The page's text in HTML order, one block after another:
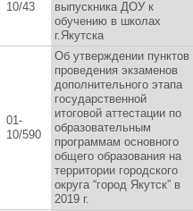
10/43
выпускника ДОУ к
обучению в школах
г.Якутска
01-
10/590
Об утверждении пунктов
проведения экзаменов
дополнительного этапа
государственной
итоговой аттестации по
образовательным
программам основного
общего образования на
территории городского
округа “город Якутск” в
2019 г.